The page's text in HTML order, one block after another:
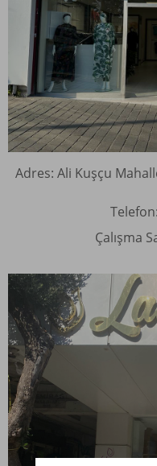
Adres: Ali Kuşçu
Çalışma